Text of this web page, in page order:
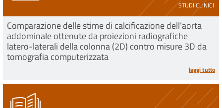
STUDI CLINICI
Comparazione delle stime di calcificazione dell’aorta
addominale ottenute da proiezioni radiografiche
latero-laterali della colonna (2D) contro misure 3D da
tomografia computerizzata
leggi tutto